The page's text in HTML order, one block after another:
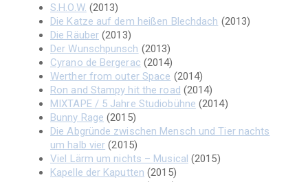
S.H.O.W. (2013)
Die Katze auf dem heißen Blechdach (2013)
Die Räuber (2013)
Der Wunschpunsch (2013)
Cyrano de Bergerac (2014)
Werther from outer Space (2014)
Ron and Stampy hit the road (2014)
MIXTAPE / 5 Jahre Studiobühne (2014)
Bunny Rage (2015)
Die Abgründe zwischen Mensch und Tier nachts
um halb vier (2015)
Viel Lärm um nichts – Musical (2015)
Kapelle der Kaputten (2015)